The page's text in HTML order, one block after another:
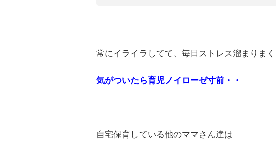
常にイライラしてて、毎日ストレス溜まりまく
気がついたら育児ノイローゼ寸前・・
自宅保育している他のママさん達は